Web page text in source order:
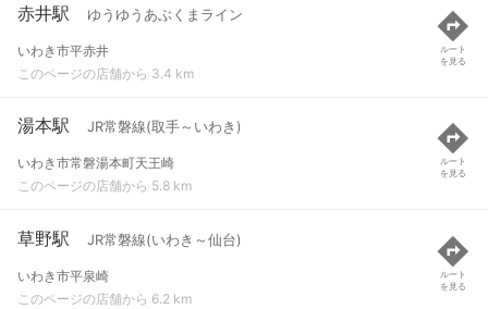
赤井駅 ゆうゆうあぶくまライン
いわき市平赤井
このページの店舗から 3.4 km
ルート
を見る
湯本駅 JR常磐線(取手～いわき)
いわき市常磐湯本町天王崎
このページの店舗から 5.8 km
ルート
を見る
草野駅 JR常磐線(いわき～仙台)
いわき市平泉崎
このページの店舗から 6.2 km
ルート
を見る